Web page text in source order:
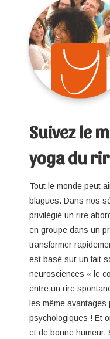
Suivez le
yoga du
Tout le monde peut
blagues. Dans nos
privilégié un rire
en groupe dans un
transformer
est basé sur un fait
neurosciences « le
entre un rire
les même
psychologiques ! Et
et de bonne humeur.